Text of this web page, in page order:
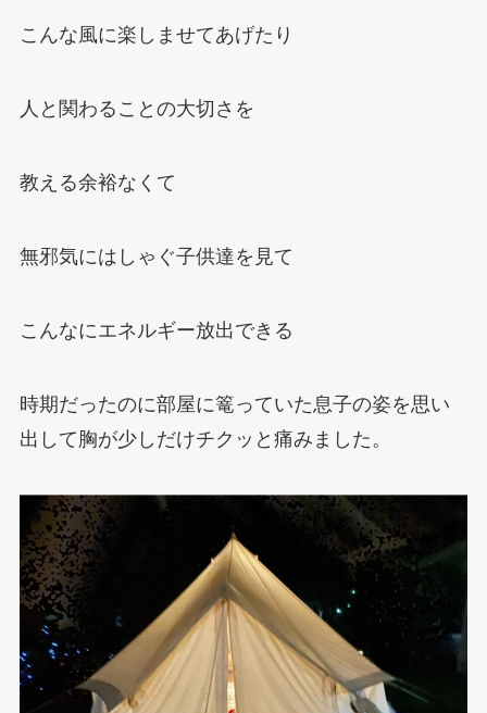
こんな風に楽しませてあげたり
人と関わることの大切さを
教える余裕なくて
無邪気にはしゃぐ子供達を見て
こんなにエネルギー放出できる
時期だったのに部屋に篭っていた息子の姿を思い
出して胸が少しだけチクッと痛みました。